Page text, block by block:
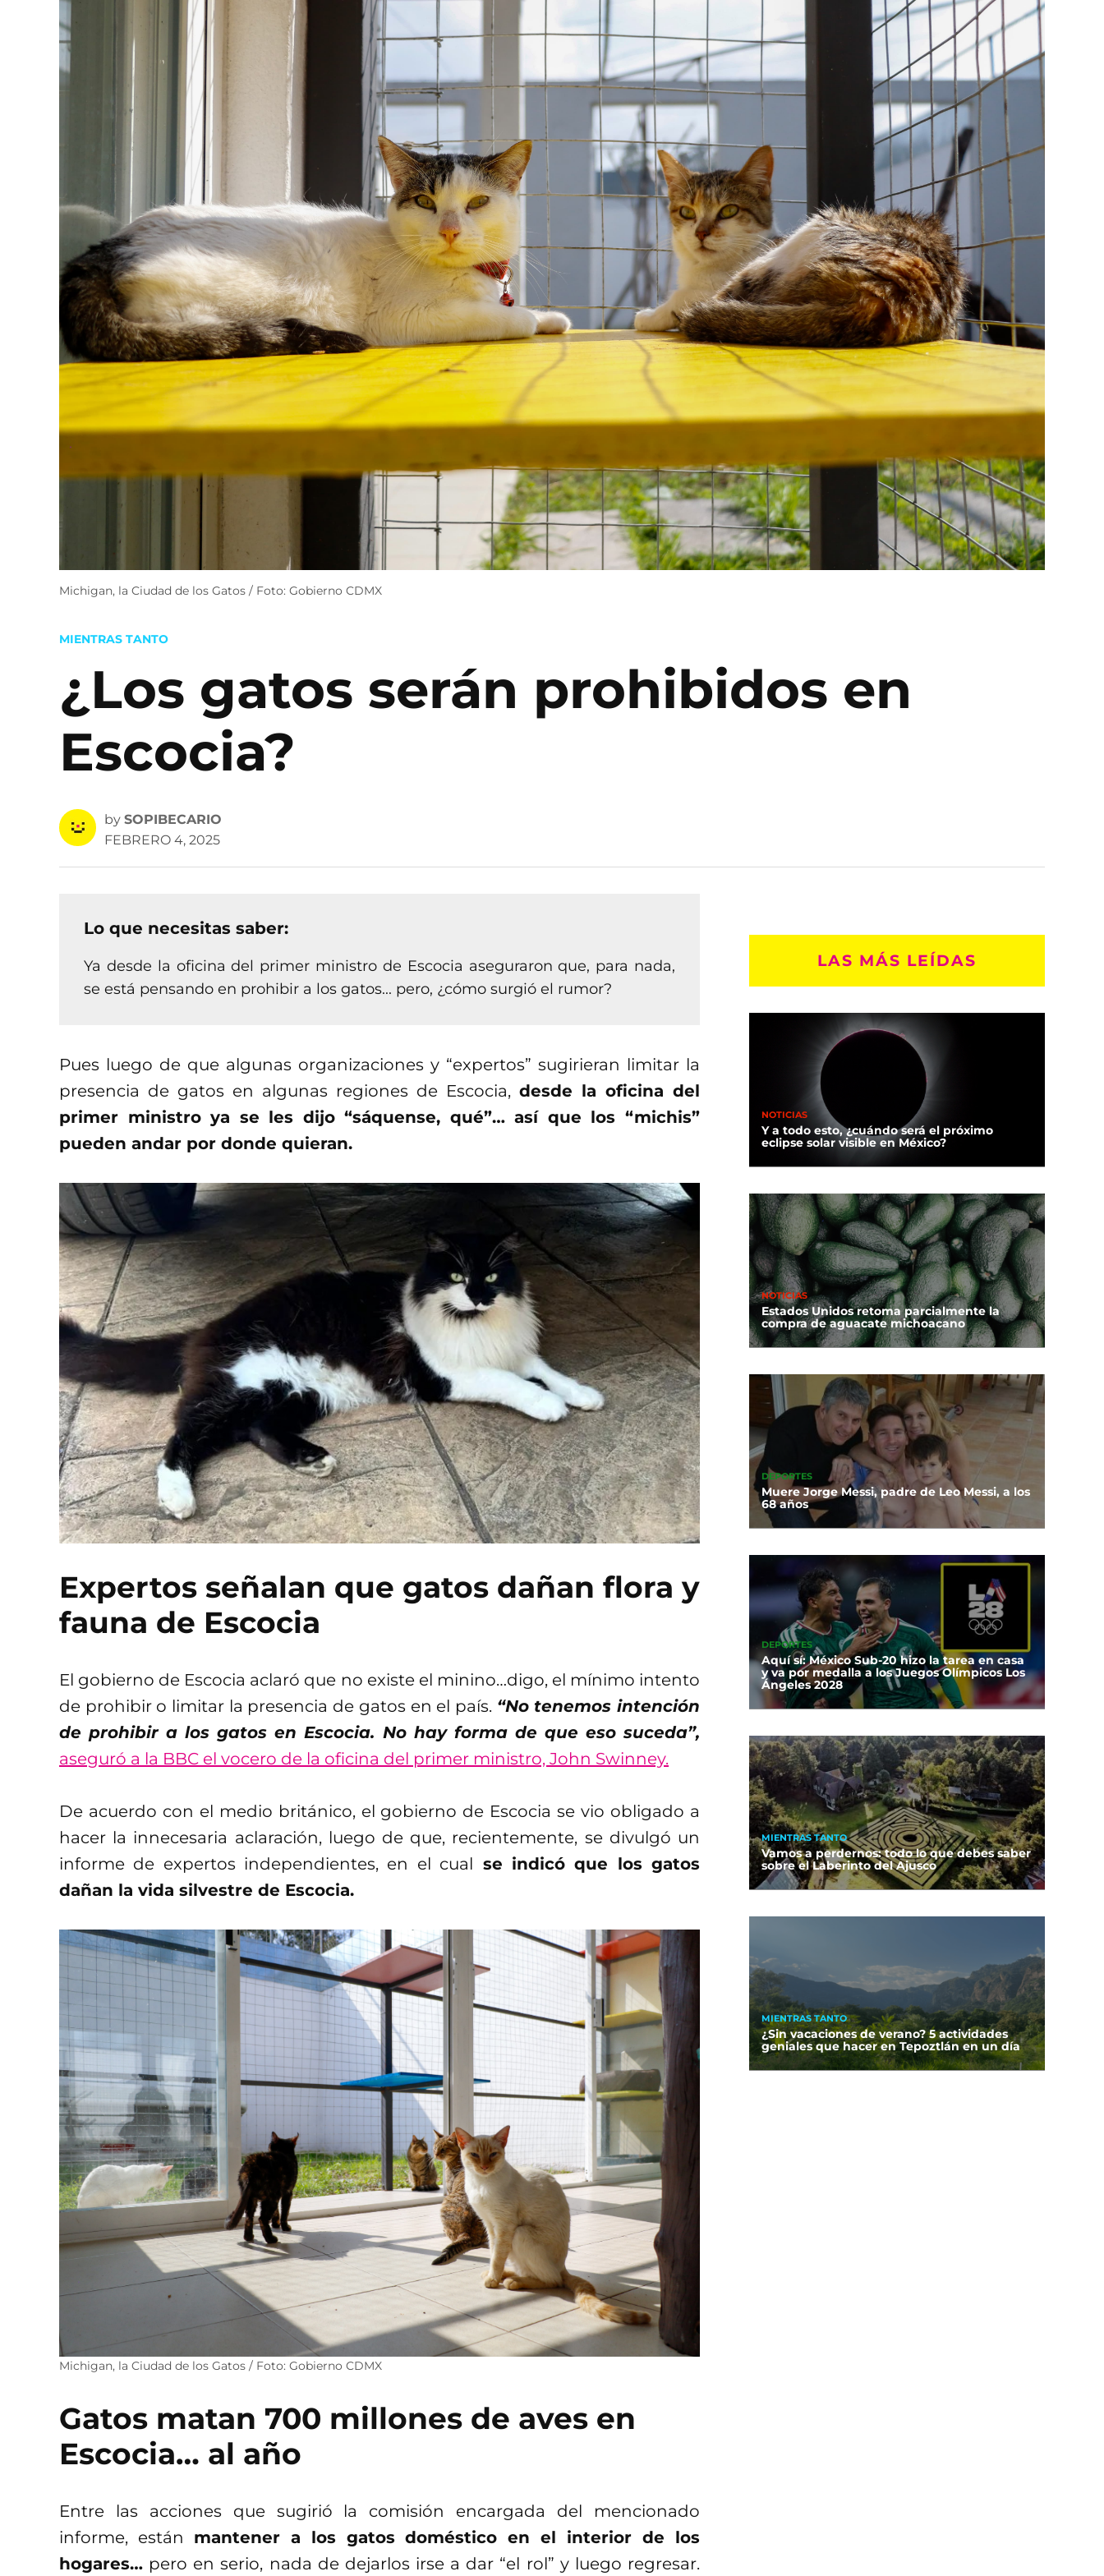
Michigan, la Ciudad de los Gatos / Foto: Gobierno CDMX
POSTED
MIENTRAS TANTO
¿Los gatos serán prohibidos en
Escocia?
by SOPIBECARIO
FEBRERO 4, 2025
Lo que necesitas saber:
Ya desde la oficina del primer ministro de Escocia aseguraron que, para nada,
se está pensando en prohibir a los gatos... pero, ¿cómo surgió el rumor?
Pues luego de que algunas organizaciones y “expertos” sugirieran limitar la
presencia de gatos en algunas regiones de Escocia, desde la oficina del
primer ministro ya se les dijo “sáquense, qué”… así que los “michis”
pueden andar por donde quieran.
Expertos señalan que gatos dañan flora y
fauna de Escocia
El gobierno de Escocia aclaró que no existe el minino…digo, el mínimo intento
de prohibir o limitar la presencia de gatos en el país. “No tenemos intención
de prohibir a los gatos en Escocia. No hay forma de que eso suceda”,
aseguró a la BBC el vocero de la oficina del primer ministro, John Swinney.
De acuerdo con el medio británico, el gobierno de Escocia se vio obligado a
hacer la innecesaria aclaración, luego de que, recientemente, se divulgó un
informe de expertos independientes, en el cual se indicó que los gatos
dañan la vida silvestre de Escocia.
Michigan, la Ciudad de los Gatos / Foto: Gobierno CDMX
Gatos matan 700 millones de aves en
Escocia… al año
Entre las acciones que sugirió la comisión encargada del mencionado
informe, están mantener a los gatos doméstico en el interior de los
hogares… pero en serio, nada de dejarlos irse a dar “el rol” y luego regresar.
LAS MÁS LEÍDAS
NOTICIAS
Y a todo esto, ¿cuándo será el próximo
eclipse solar visible en México?
NOTICIAS
Estados Unidos retoma parcialmente la
compra de aguacate michoacano
DEPORTES
Muere Jorge Messi, padre de Leo Messi, a los
68 años
DEPORTES
Aquí sí: México Sub-20 hizo la tarea en casa
y va por medalla a los Juegos Olímpicos Los
Ángeles 2028
MIENTRAS TANTO
Vamos a perdernos: todo lo que debes saber
sobre el Laberinto del Ajusco
MIENTRAS TANTO
¿Sin vacaciones de verano? 5 actividades
geniales que hacer en Tepoztlán en un día